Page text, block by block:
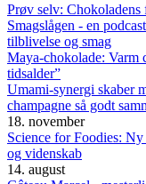
Prøv selv: Chokoladens
Smagslågen - en
tilblivelse og smag
Maya-chokolade: Varm
tidsalder”
Umami-synergi skaber
champagne så godt
18. november
Science for Foodies:
og videnskab
14. august